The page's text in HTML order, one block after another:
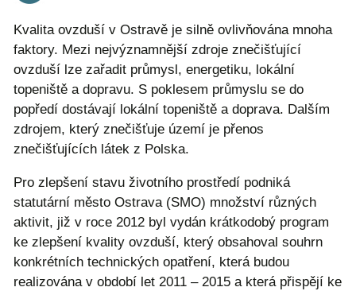
Kvalita ovzduší v Ostravě je silně ovlivňována mnoha
faktory. Mezi nejvýznamnější zdroje znečišťující
ovzduší lze zařadit průmysl, energetiku, lokální
topeniště a dopravu. S poklesem průmyslu se do
popředí dostávají lokální topeniště a doprava. Dalším
zdrojem, který znečišťuje území je přenos
znečišťujících látek z Polska.
Pro zlepšení stavu životního prostředí podniká
statutární město Ostrava (SMO) množství různých
aktivit, již v roce 2012 byl vydán krátkodobý program
ke zlepšení kvality ovzduší, který obsahoval souhrn
konkrétních technických opatření, která budou
realizována v období let 2011 – 2015 a která přispějí ke